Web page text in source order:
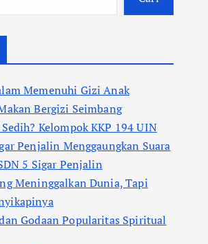
Memenuhi Gizi Anak
Bergizi Seimbang
Kelompok KKP 194 UIN
Penjalin Menggaungkan Suara
5 Sigar Penjalin
Meninggalkan Dunia, Tapi
Godaan Popularitas Spiritual